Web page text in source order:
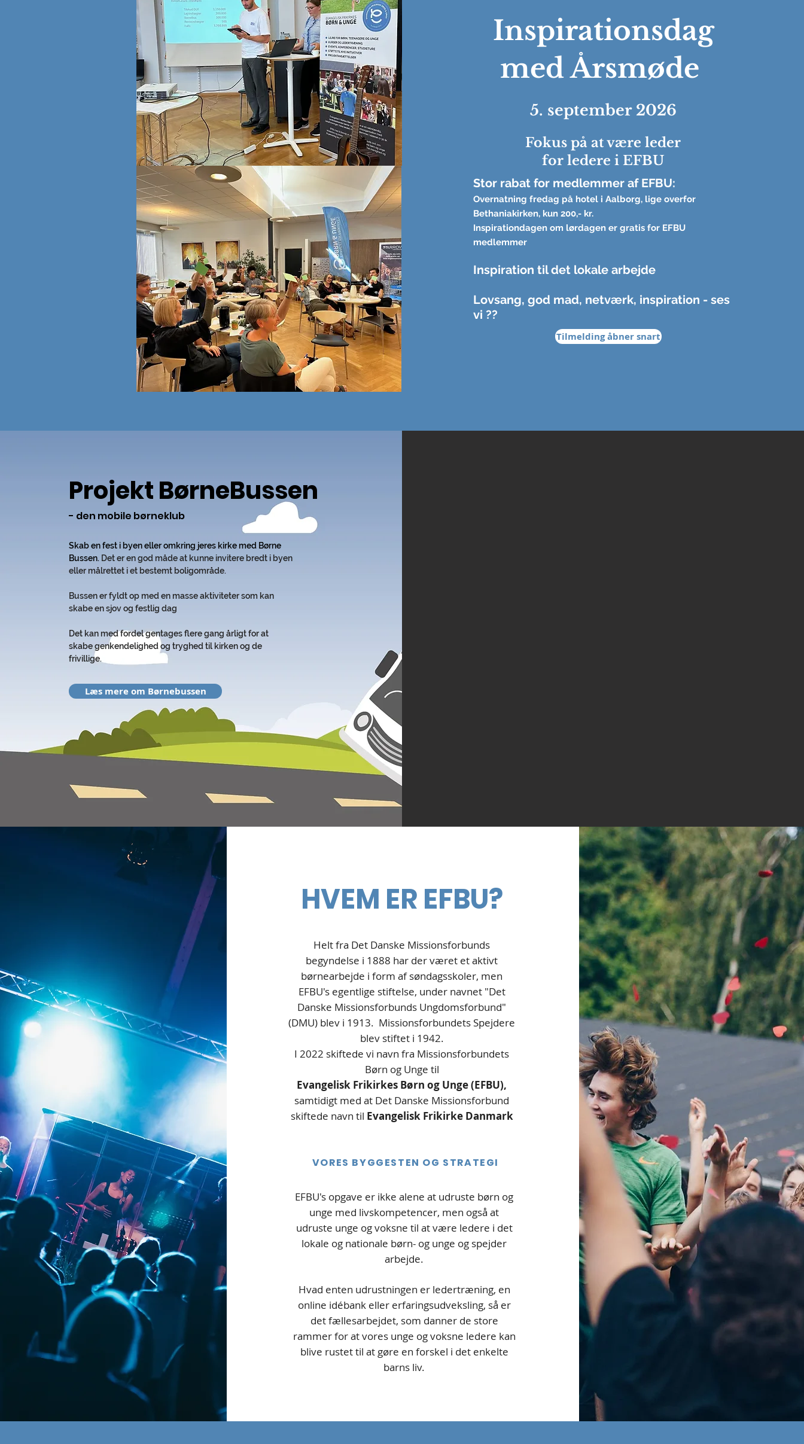
Inspirationsdag
med Årsmøde
5. september 2026
Fokus på at være leder
for ledere i EFBU
Stor rabat for medlemmer af EFBU:
Overnatning fredag på hotel i Aalborg, lige overfor
Bethaniakirken, kun 200,- kr.
Inspirationdagen om lørdagen er gratis for EFBU
medlemmer
Inspiration til det lokale arbejde
Lovsang, god mad, netværk, inspiration - ses
vi ??
Tilmelding åbner snart
Projekt BørneBussen
- den mobile børneklub
Skab en fest i byen eller omkring jeres kirke med Børne
Bussen. Det er en god måde at kunne invitere bredt i byen
eller målrettet i et bestemt boligområde.
Bussen er fyldt op med en masse aktiviteter som kan
skabe en sjov og festlig dag
Det kan med fordel gentages flere gang årligt for at
skabe genkendelighed og tryghed til kirken og de
frivillige.
Læs mere om Børnebussen
HVEM ER EFBU?
Helt fra Det Danske Missionsforbunds
begyndelse i 1888 har der været et aktivt
børnearbejde i form af søndagsskoler, men
EFBU's egentlige stiftelse, under navnet "Det
Danske Missionsforbunds Ungdomsforbund"
(DMU) blev i 1913. Missionsforbundets Spejdere
blev stiftet i 1942.
I 2022 skiftede vi navn fra Missionsforbundets
Børn og Unge til
Evangelisk Frikirkes Børn og Unge (EFBU),
samtidigt med at Det Danske Missionsforbund
skiftede navn til Evangelisk Frikirke Danmark
VORES BYGGESTEN OG STRATEGI
EFBU's opgave er ikke alene at udruste børn og
unge med livskompetencer, men også at
udruste unge og voksne til at være ledere i det
lokale og nationale børn- og unge og spejder
arbejde.
Hvad enten udrustningen er ledertræning, en
online idébank eller erfaringsudveksling, så er
det fællesarbejdet, som danner de store
rammer for at vores unge og voksne ledere kan
blive rustet til at gøre en forskel i det enkelte
barns liv.